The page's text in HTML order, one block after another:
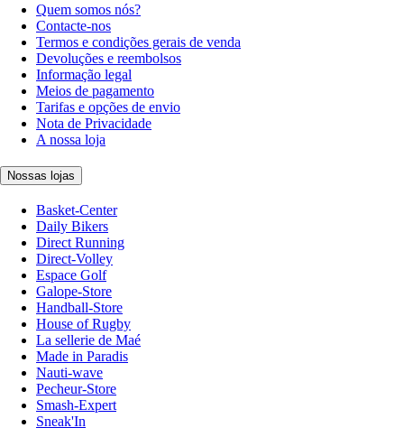
Quem somos nós?
Contacte-nos
Termos e condições gerais de venda
Devoluções e reembolsos
Informação legal
Meios de pagamento
Tarifas e opções de envio
Nota de Privacidade
A nossa loja
Nossas lojas
Basket-Center
Daily Bikers
Direct Running
Direct-Volley
Espace Golf
Galope-Store
Handball-Store
House of Rugby
La sellerie de Maé
Made in Paradis
Nauti-wave
Pecheur-Store
Smash-Expert
Sneak'In